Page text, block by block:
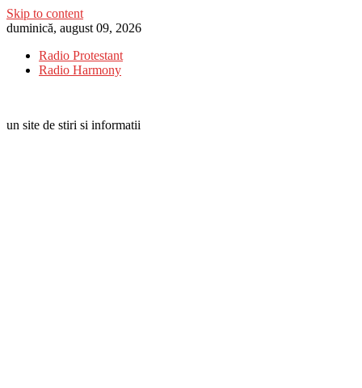
Skip to content
duminică, august 09, 2026
Radio Protestant
Radio Harmony
un site de stiri si informatii